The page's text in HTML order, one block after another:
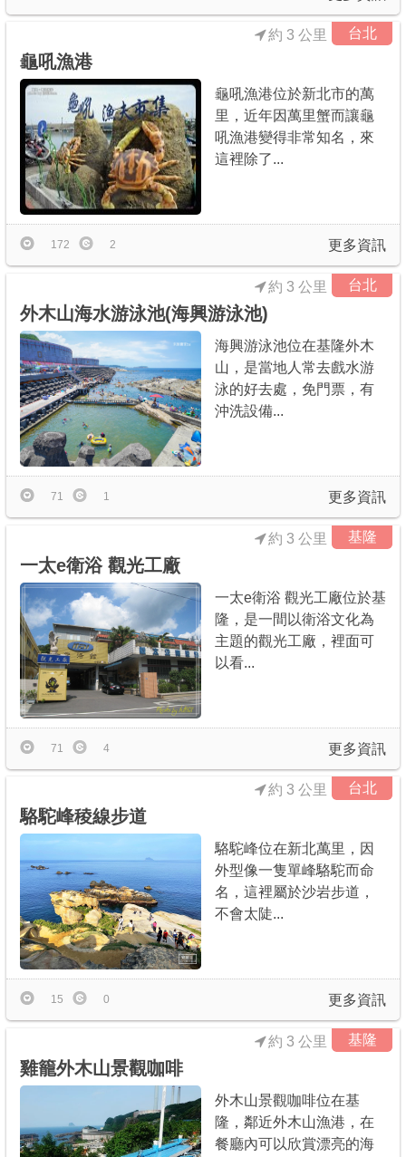
台北
約 3 公里
龜吼漁港
龜吼漁港位於新北市的萬
里，近年因萬里蟹而讓龜
吼漁港變得非常知名，來
這裡除了...
更多資訊
172 2
台北
約 3 公里
外木山海水游泳池(海興游泳池)
海興游泳池位在基隆外木
山，是當地人常去戲水游
泳的好去處，免門票，有
沖洗設備...
更多資訊
71 1
基隆
約 3 公里
一太e衛浴 觀光工廠
一太e衛浴 觀光工廠位於基
隆，是一間以衛浴文化為
主題的觀光工廠，裡面可
以看...
更多資訊
71 4
台北
約 3 公里
駱駝峰稜線步道
駱駝峰位在新北萬里，因
外型像一隻單峰駱駝而命
名，這裡屬於沙岩步道，
不會太陡...
更多資訊
15 0
基隆
約 3 公里
雞籠外木山景觀咖啡
外木山景觀咖啡位在基
隆，鄰近外木山漁港，在
餐廳內可以欣賞漂亮的海